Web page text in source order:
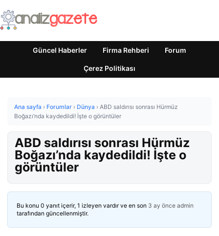
Güncel Haberler Firma Rehberi Forum
Çerez Politikası
Ana sayfa › Forumlar › Dünya › ABD saldırısı sonrası Hürmüz
Boğazı’nda kaydedildi! İşte o görüntüler
ABD saldırısı sonrası Hürmüz
Boğazı’nda kaydedildi! İşte o
görüntüler
Bu konu 0 yanıt içerir, 1 izleyen vardır ve en son 3 ay önce admin
tarafından güncellenmiştir.